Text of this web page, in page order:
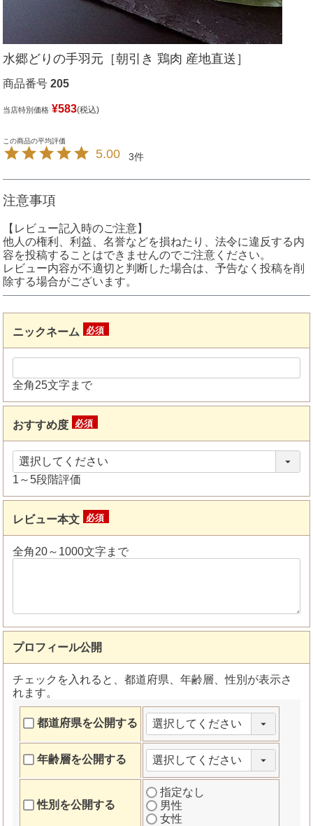
水郷どりの手羽元［朝引き 鶏肉 産地直送］
商品番号 205
当店特別価格 ¥583 税込
5.00 3
注意事項
【レビュー記入時のご注意】
他人の権利、利益、名誉などを損ねたり、法令に違反する内
容を投稿することはできませんのでご注意ください。
レビュー内容が不適切と判断した場合は、予告なく投稿を削
除する場合がございます。
ニックネーム
須)
全角25文字まで
おすすめ度
須)
1～5段階評価
レビュー本文
須)
全角20～1000文字まで
プロフィール公開
チェックを入れると、都道府県、年齢層、性別が表示さ
れます。
都道府県を公開する
年齢層を公開する
性別を公開する
指定なし
男性
女性